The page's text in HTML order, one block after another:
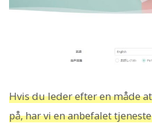
Hvis du leder efter en måde
på, har vi en anbefalet